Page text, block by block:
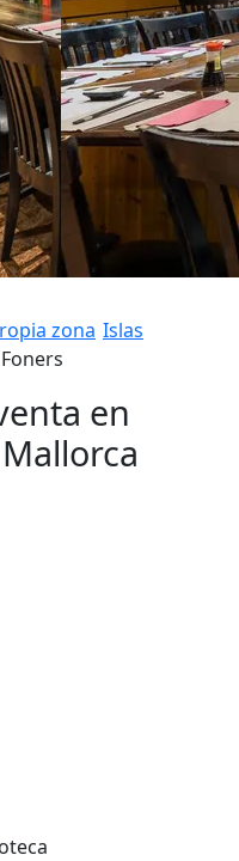
zona Islas
Foners
en